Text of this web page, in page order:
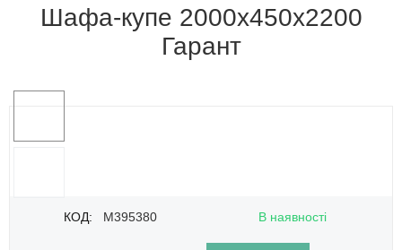
Шафа-купе 2000х450х2200
Гарант
КОД: M395380 В наявності